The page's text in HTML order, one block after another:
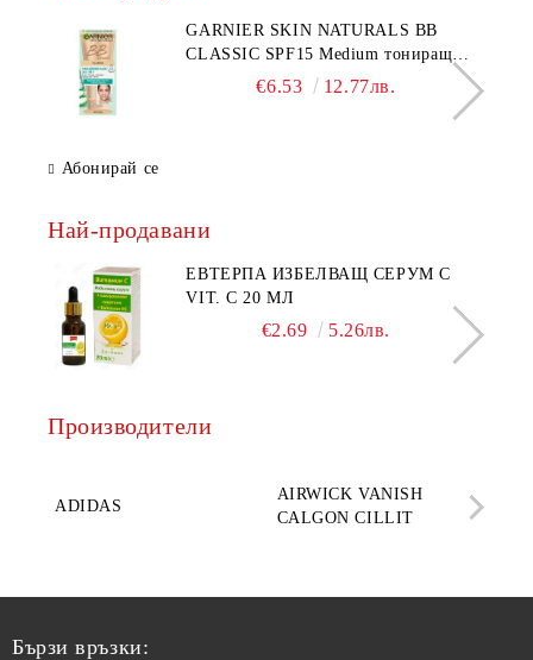
GARNIER SKIN NATURALS BB
CLASSIC SPF15 Medium тониращ
дневен крем за лице среден нюанс за
€6.53 12.77лв.
Абонирай се
Най-продавани
ЕВТЕРПА ИЗБЕЛВАЩ СЕРУМ С
VIT. C 20 МЛ
€2.69 5.26лв.
Производители
ADIDAS
AIRWICK VANISH
CALGON CILLIT
Бързи връзки: